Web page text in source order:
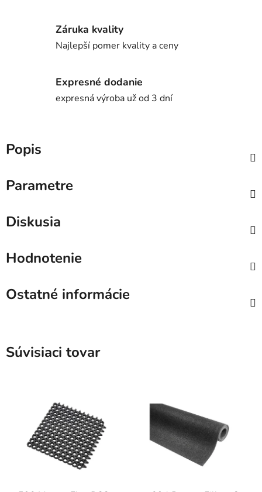
Záruka kvality
Najlepší pomer kvality a ceny
Expresné dodanie
expresná výroba už od 3 dní
Popis
Parametre
Diskusia
Hodnotenie
Ostatné informácie
Súvisiaci tovar